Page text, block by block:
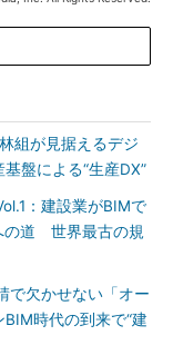
組が見据えるデジ
盤による“生産DX”
：建設業がBIMで
の道 世界最古の規
で欠かせない「オー
時代の到来で“建